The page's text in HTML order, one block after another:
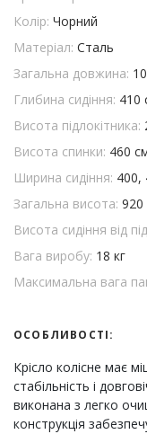
Колір: Чорний
Матеріал: Сталь
Загальна довжина:
Глибина сидіння: 410
Висота підлокітника:
Висота спинки: 460
Ширина сидіння: 400,
Загальна висота: 920
Висота сидіння від
Вага виробу: 18 кг
Максимальна вага
ОСОБЛИВОСТІ:
Крісло колісне має
стабільність і
виконана з легко
конструкція